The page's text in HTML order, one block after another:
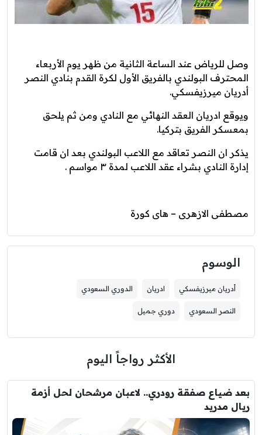
وصل للرياض عند الساعة الثانية من ظهر يوم الأربعاء
المحترف البولندي بالفريق الأول لكرة القدم بنادي النصر
أدريان ميرزيفسكي.
ويوقع ادريان العقد النهائي مع النادي ومن ثم يلحق
بمعسكر الفريق بتركيا.
يذكر ان النصر تعاقد مع اللاعب البولندي بعد ان قامت
إدارة النادي بشراء عقد اللاعب لمدة ٣ مواسم .
مصطفى الازهرى – هاى كورة
الوسوم
أدريان ميرزيفسكي ادريان الدوري السعودي
النصر السعودي دوري جميل
الأكثر رواجاً اليوم
بعد ضياع صفقة رودري.. لاعبان مرشحان لحل أزمة
ريال مدريد